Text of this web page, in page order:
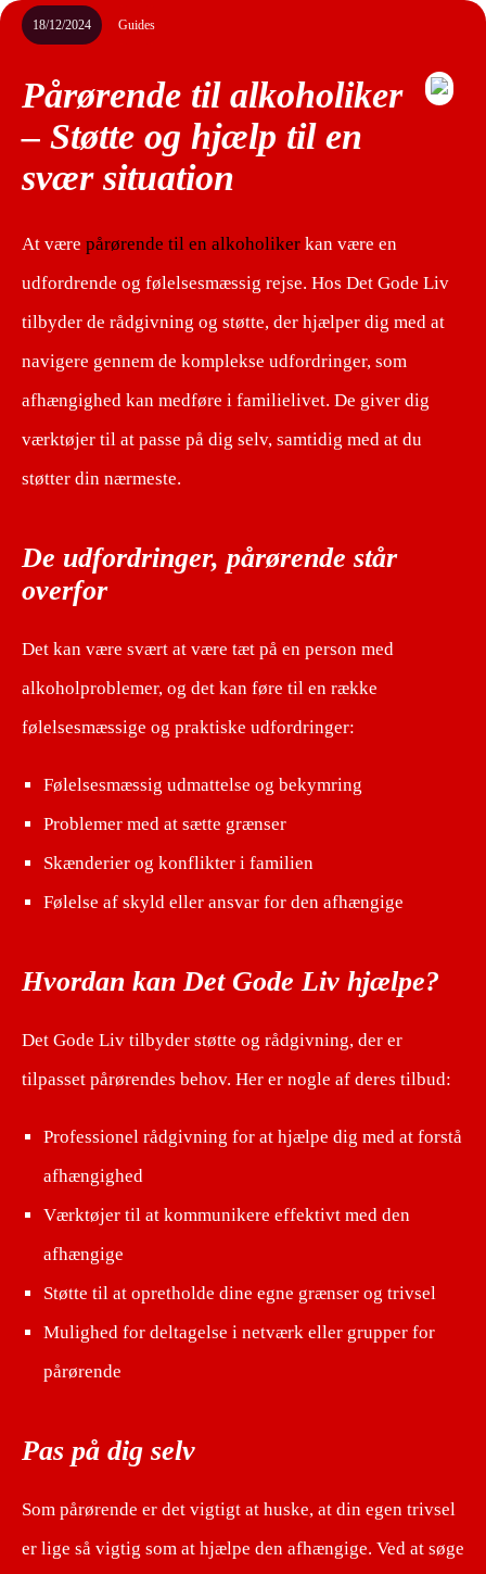
18/12/2024 Guides
Pårørende til alkoholiker
– Støtte og hjælp til en
svær situation
At være pårørende til en alkoholiker kan være en
udfordrende og følelsesmæssig rejse. Hos Det Gode Liv
tilbyder de rådgivning og støtte, der hjælper dig med at
navigere gennem de komplekse udfordringer, som
afhængighed kan medføre i familielivet. De giver dig
værktøjer til at passe på dig selv, samtidig med at du
støtter din nærmeste.
De udfordringer, pårørende står
overfor
Det kan være svært at være tæt på en person med
alkoholproblemer, og det kan føre til en række
følelsesmæssige og praktiske udfordringer:
Følelsesmæssig udmattelse og bekymring
Problemer med at sætte grænser
Skænderier og konflikter i familien
Følelse af skyld eller ansvar for den afhængige
Hvordan kan Det Gode Liv hjælpe?
Det Gode Liv tilbyder støtte og rådgivning, der er
tilpasset pårørendes behov. Her er nogle af deres tilbud:
Professionel rådgivning for at hjælpe dig med at forstå
afhængighed
Værktøjer til at kommunikere effektivt med den
afhængige
Støtte til at opretholde dine egne grænser og trivsel
Mulighed for deltagelse i netværk eller grupper for
pårørende
Pas på dig selv
Som pårørende er det vigtigt at huske, at din egen trivsel
er lige så vigtig som at hjælpe den afhængige. Ved at søge